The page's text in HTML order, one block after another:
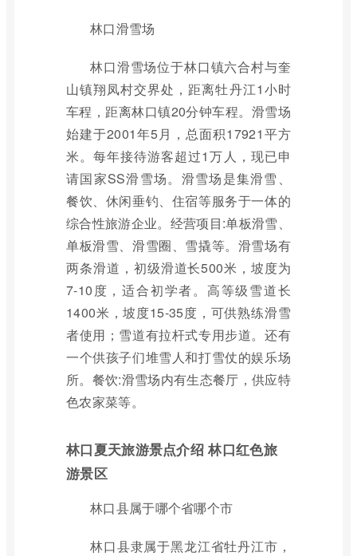
林口滑雪场
林口滑雪场位于林口镇六合村与奎
山镇翔凤村交界处，距离牡丹江1小时
车程，距离林口镇20分钟车程。滑雪场
始建于2001年5月，总面积17921平方
米。每年接待游客超过1万人，现已申
请国家SS滑雪场。滑雪场是集滑雪、
餐饮、休闲垂钓、住宿等服务于一体的
综合性旅游企业。经营项目:单板滑雪、
单板滑雪、滑雪圈、雪撬等。滑雪场有
两条滑道，初级滑道长500米，坡度为
7-10度，适合初学者。高等级雪道长
1400米，坡度15-35度，可供熟练滑雪
者使用；雪道有拉杆式专用步道。还有
一个供孩子们堆雪人和打雪仗的娱乐场
所。餐饮:滑雪场内有生态餐厅，供应特
色农家菜等。
林口夏天旅游景点介绍 林口红色旅
游景区
林口县属于哪个省哪个市
林口县隶属于黑龙江省牡丹江市，